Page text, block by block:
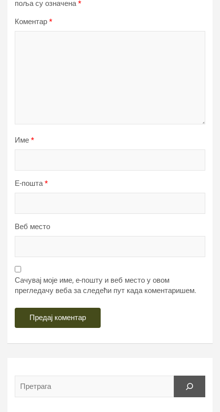
поља су означена*
Коментар *
Име *
Е-пошта*
Веб место
Сачувај моје име, е-пошту и веб место у овом
прегледачу веба за следећи пут када коментаришем.